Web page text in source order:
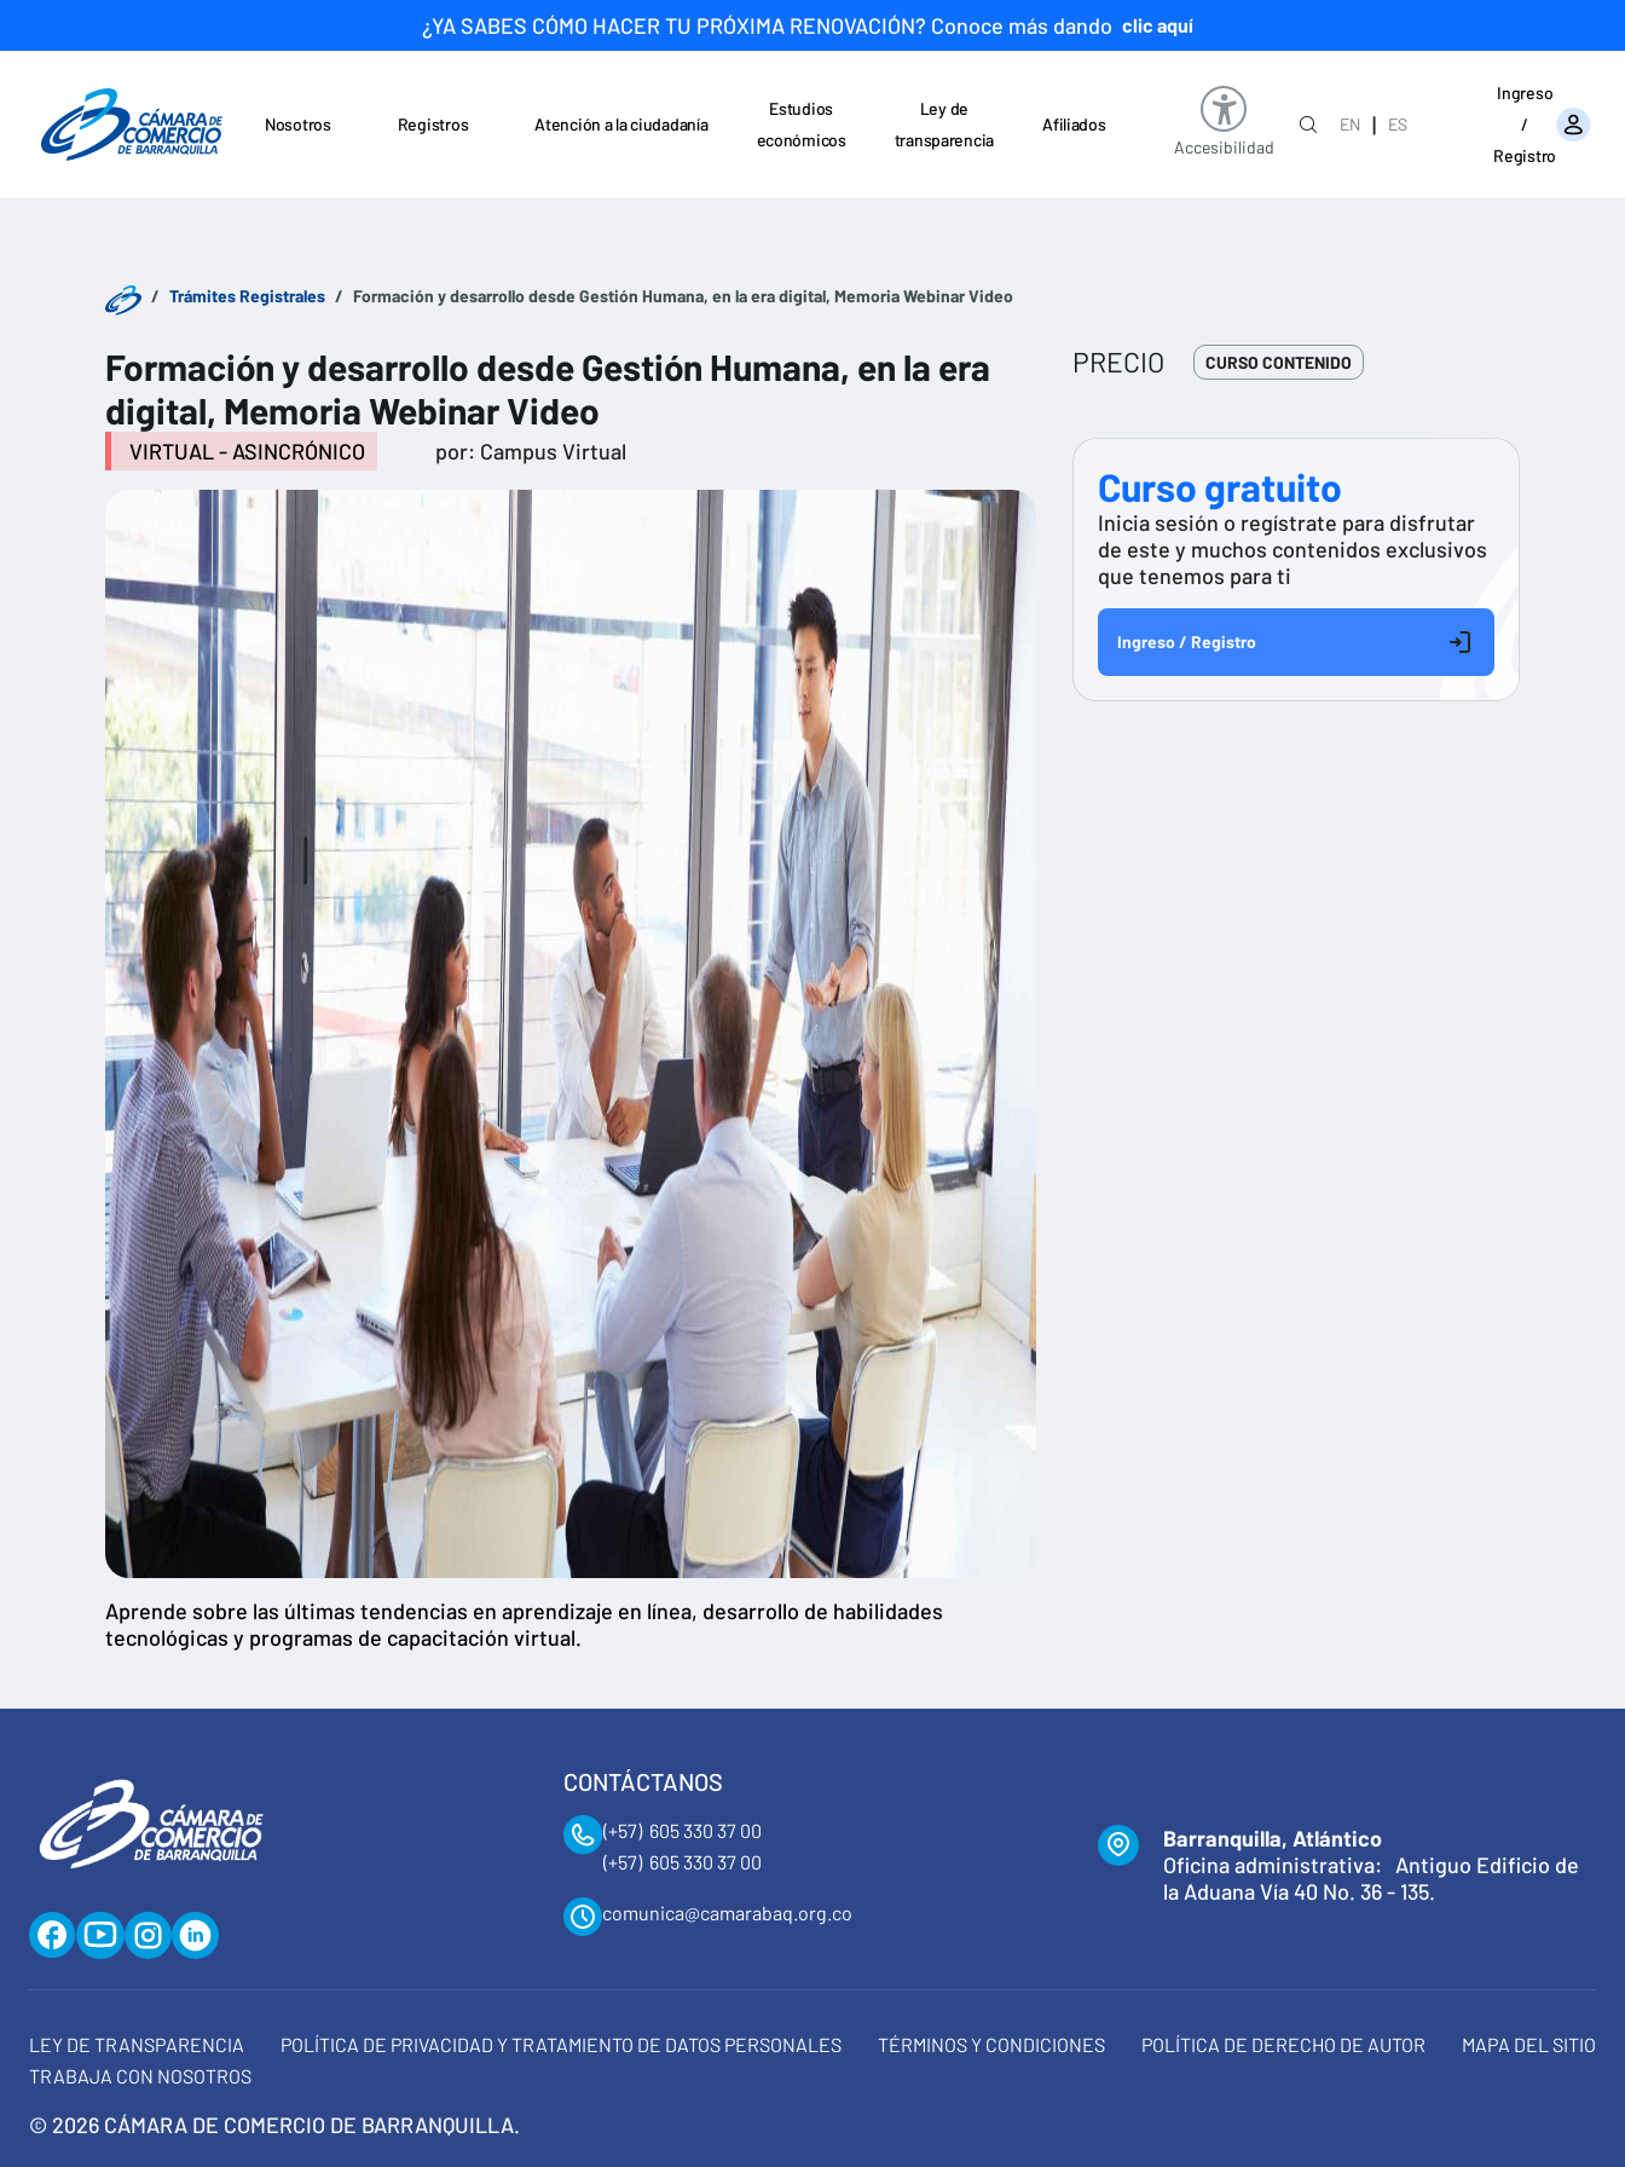
¿YA SABES CÓMO HACER TU PRÓXIMA RENOVACIÓN? Conoce más dando clic aquí
Nosotros Registros
Atención a la ciudadanía
Estudios
económicos
Ley de
transparencia
Afiliados
Accesibilidad
EN |
ES
Ingreso
/
Registro
Trámites Registrales Formación y desarrollo desde Gestión Humana, en la era digital, Memoria Webinar Video
Formación y desarrollo desde Gestión Humana, en la era
digital, Memoria Webinar Video
VIRTUAL - ASINCRÓNICO por: Campus Virtual
Aprende sobre las últimas tendencias en aprendizaje en línea, desarrollo de habilidades
tecnológicas y programas de capacitación virtual.
PRECIO CURSO CONTENIDO
Curso gratuito
Inicia sesión o regístrate para disfrutar
de este y muchos contenidos exclusivos
que tenemos para ti
Ingreso / Registro
CONTÁCTANOS
(+57) 605 330 37 00
(+57) 605 330 37 00
comunica@camarabaq.org.co
Barranquilla, Atlántico
Oficina administrativa: Antiguo Edificio de
la Aduana Vía 40 No. 36 - 135.
LEY DE TRANSPARENCIA POLÍTICA DE PRIVACIDAD Y TRATAMIENTO DE DATOS PERSONALES TÉRMINOS Y CONDICIONES POLÍTICA DE DERECHO DE AUTOR
MAPA DEL SITIO
TRABAJA CON NOSOTROS
© 2026 CÁMARA DE COMERCIO DE BARRANQUILLA.